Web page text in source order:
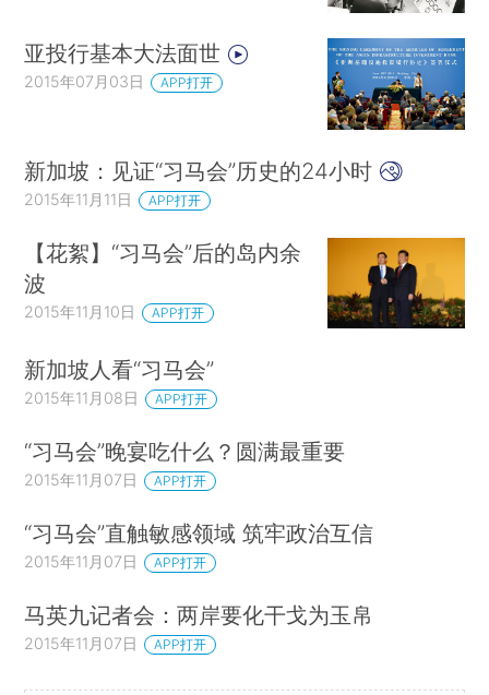
亚投行基本大法面世
2015年07月03日 APP打开
新加坡：见证“习马会”历史的24小时
2015年11月11日 APP打开
【花絮】“习马会”后的岛内余
波
2015年11月10日 APP打开
新加坡人看“习马会”
2015年11月08日 APP打开
“习马会”晚宴吃什么？圆满最重要
2015年11月07日 APP打开
“习马会”直触敏感领域 筑牢政治互信
2015年11月07日 APP打开
马英九记者会：两岸要化干戈为玉帛
2015年11月07日 APP打开